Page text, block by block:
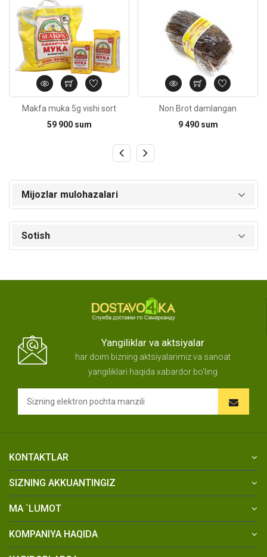
Makfa muka 5g vishi sort
59 900 sum
Non Brot damlangan
9 490 sum
Mijozlar mulohazalari
Sotish
Yangiliklar va aktsiyalar
har doim bizning aktsiyalarimiz va sanoat
yangiliklari haqida xabardor bo'ling
KONTAKTLAR
SIZNING AKKUANTINGIZ
MA `LUMOT
KOMPANIYA HAQIDA